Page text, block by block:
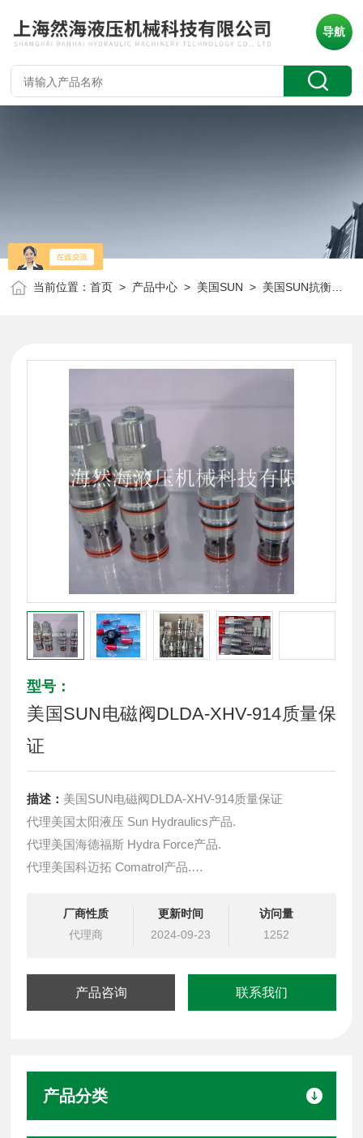
导航
当前位置：首页 > 产品中心 > 美国SUN > 美国SUN抗衡阀
型号：
美国SUN电磁阀DLDA-XHV-914质量保
证
描述： 美国SUN电磁阀DLDA-XHV-914质量保证
代理美国太阳液压 Sun Hydraulics产品.
代理美国海德福斯 Hydra Force产品.
代理美国科迈拓 Comatrol产品.
提供油路系统设计,油路块设计,阀块设计与选型
液压油缸，经销力士乐、派克、中国台湾北部等液压元件
厂商性质
代理商
更新时间
2024-09-23
访问量
1252
产品咨询 联系我们
产品分类